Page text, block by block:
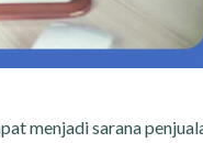
menjadi sarana